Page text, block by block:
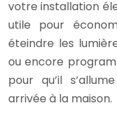
votre installation
utile pour
éteindre les
ou encore
pour qu’il
arrivée à la maison.